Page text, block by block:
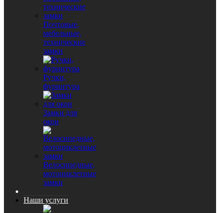
Почтовые,
мебельные,
технические
замки
Ручки,
фурнитура
Замки для
окон
Велосипедные,
мотоциклетные
замки
Наши услуги